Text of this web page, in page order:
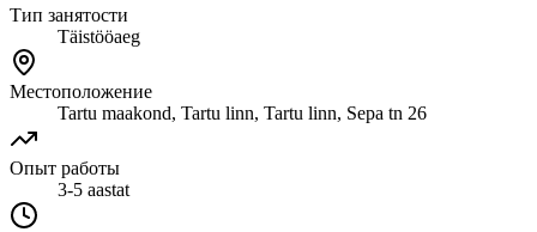
Тип занятости
Täistööaeg
Местоположение
Tartu maakond, Tartu linn, Tartu linn, Sepa tn 26
Опыт работы
3-5 aastat